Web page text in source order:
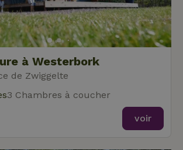
à Westerbork
de Zwiggelte
3 Chambres à coucher
voir